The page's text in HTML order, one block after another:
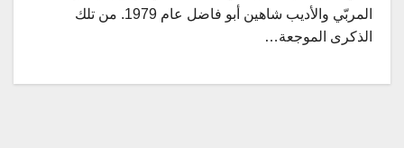
المربّي والأديب شاهين أبو فاضل عام 1979. من تلك
الذكرى الموجعة…